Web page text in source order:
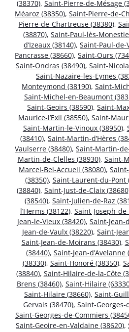
(38370), Saint-Pierre-de-Mésage
Méaroz (38350), Saint-Pierre-de-
Pierre-de-Chartreuse (38380),
(38870), Saint-Paul-lès-
d’Izeaux (38140), Saint-Paul-de-
Pancrasse (38660), Saint-Ours
Saint-Ondras (38490), Saint-
Saint-Nazaire-les-Eymes
Monteymond (38190), Saint-
Saint-Michel-en-Beaumont
Saint-Geoirs (38590), Saint-
Maurice-l’Exil (38550), Saint-
Saint-Martin-le-Vinoux (38950),
(38410), Saint-Martin-d’Hères
Vaulserre (38480), Saint-Martin-
Martin-de-Clelles (38930), Saint-
Marcel-Bel-Accueil (38080),
(38350), Saint-Laurent-du-Pont
(38840), Saint-Just-de-Claix
(38540), Saint-Julien-de-Raz
l’Herms (38122), Saint-Joseph-
Jean-le-Vieux (38420), Saint-Jean-
Jean-de-Vaulx (38220), Saint-
Saint-Jean-de-Moirans (38430),
(38440), Saint-Jean-d’Avelanne
(38330), Saint-Honoré (38350),
(38840), Saint-Hilaire-de-la-Côte
Brens (38460), Saint-Hilaire
Saint-Hilaire (38660), Saint-
Gervais (38470), Saint-Georges-
Saint-Georges-de-Commiers
Saint-Geoire-en-Valdaine (38620),